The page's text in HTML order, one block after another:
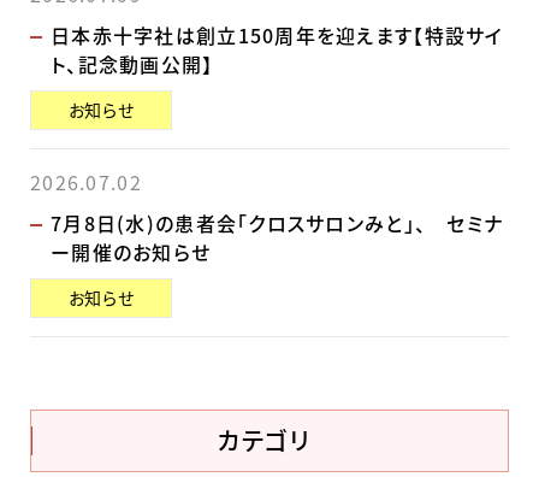
日本赤十字社は創立150周年を迎えます【特設サイ
ト、記念動画公開】
お知らせ
2026.07.02
7月8日(水)の患者会「クロスサロンみと」、 セミナ
ー開催のお知らせ
お知らせ
カテゴリ